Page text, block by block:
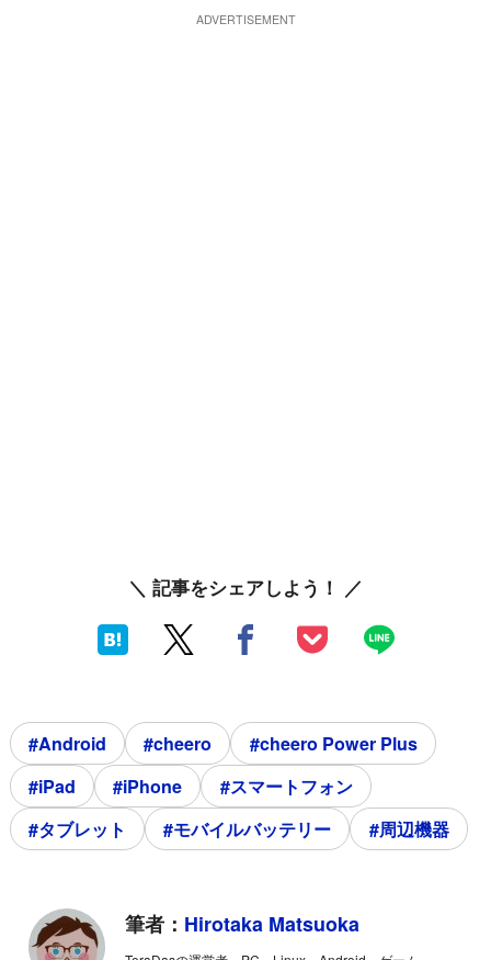
＼ 記事をシェアしよう！ ／
#Android #cheero
#cheero Power Plus
#iPad
#iPhone
#スマートフォン
#タブレット
#モバイルバッテリー #周辺機器
筆者： Hirotaka Matsuoka